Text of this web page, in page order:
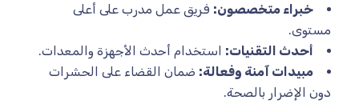
خبراء متخصصون: فريق عمل مدرب على أعلى
مستوى.
أحدث التقنيات: استخدام أحدث الأجهزة والمعدات.
مبيدات آمنة وفعالة: ضمان القضاء على الحشرات
دون الإضرار بالصحة.